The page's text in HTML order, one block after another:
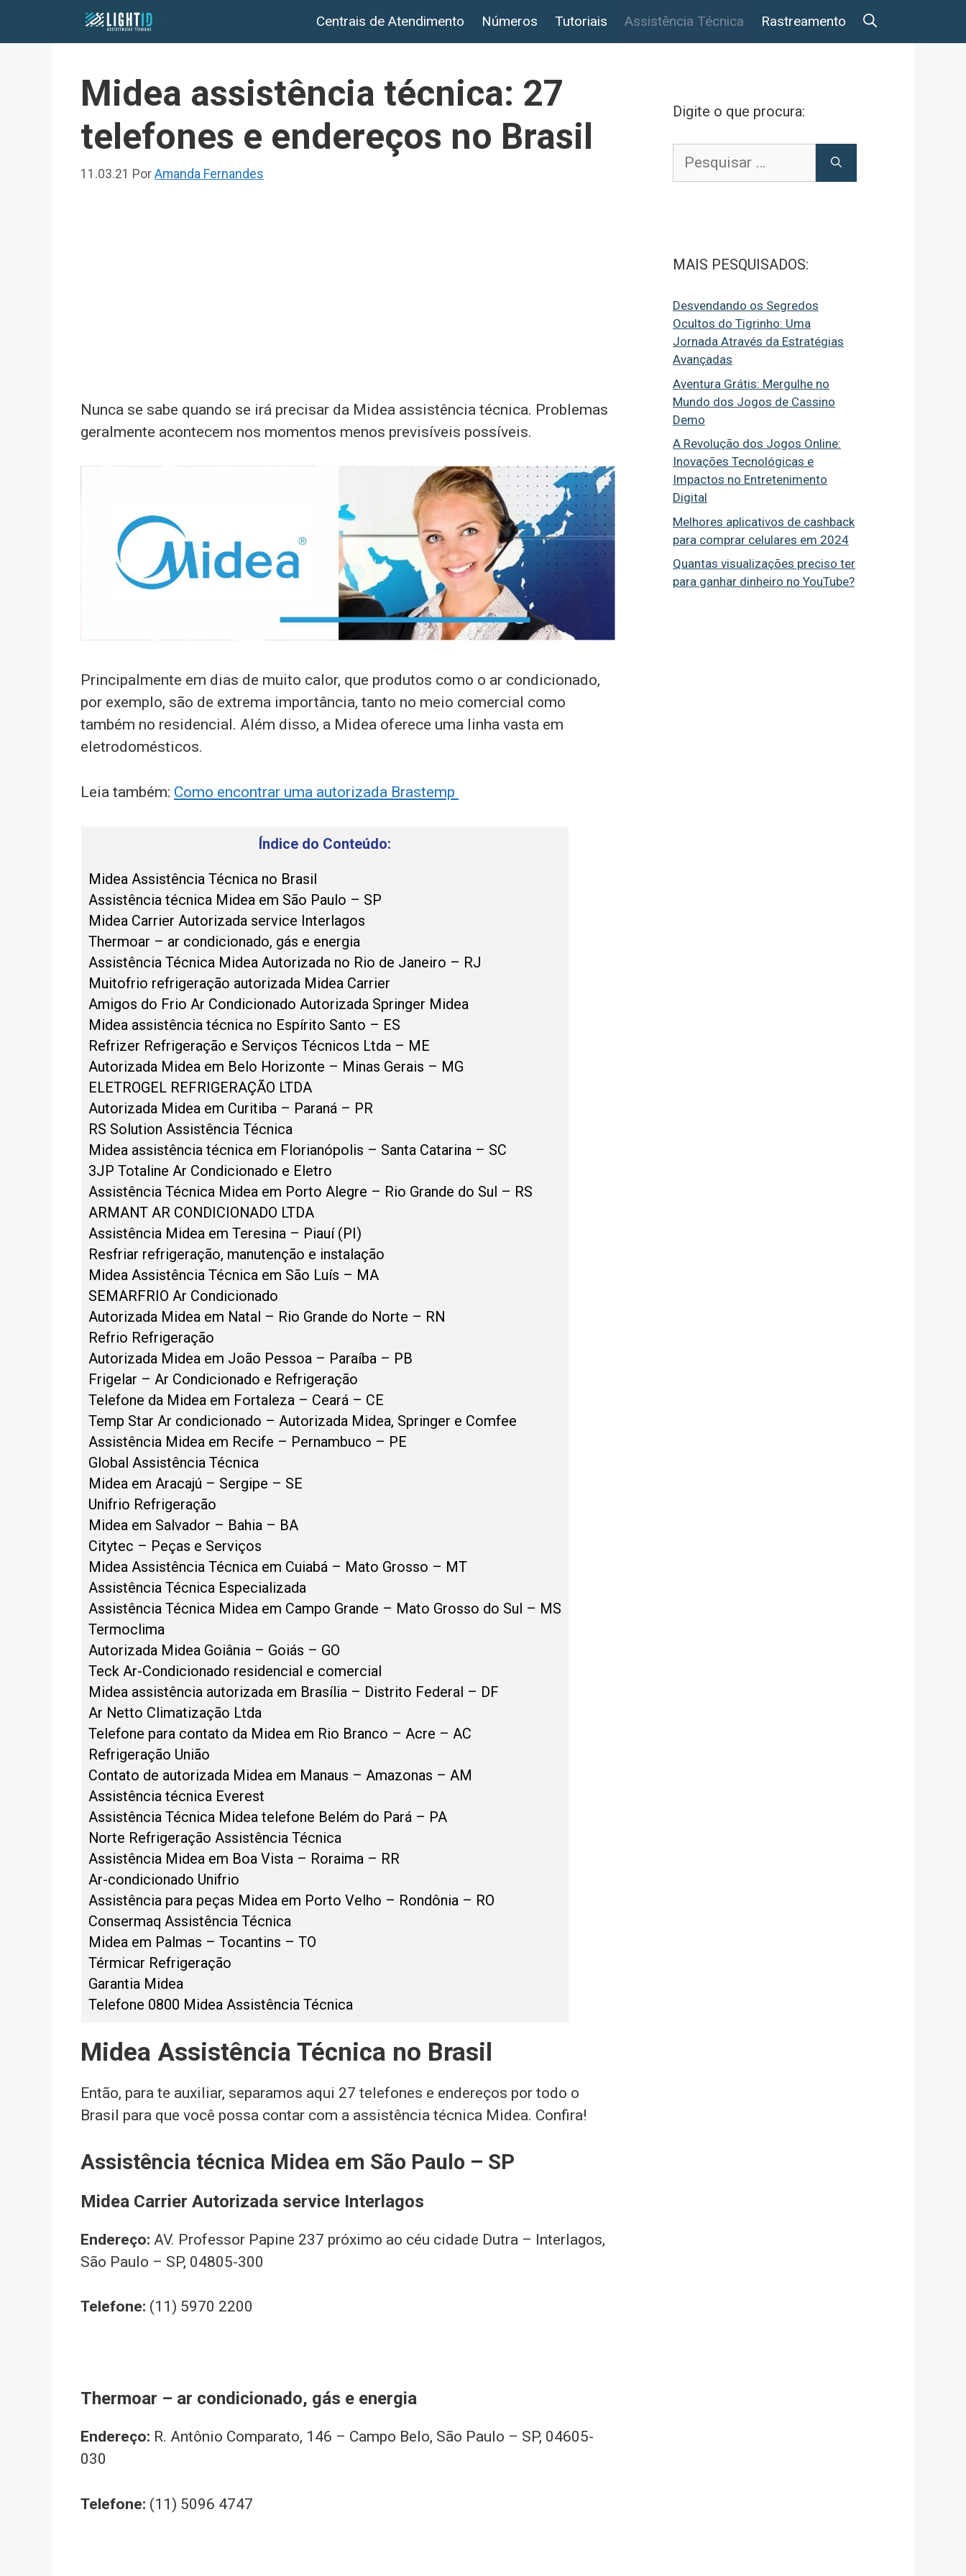
Centrais de Atendimento Números Tutoriais Assistência Técnica Rastreamento
Midea assistência técnica: 27
telefones e endereços no Brasil
11.03.21 PorAmanda Fernandes
Nunca se sabe quando se irá precisar da Midea assistência técnica. Problemas
geralmente acontecem nos momentos menos previsíveis possíveis.
Principalmente em dias de muito calor, que produtos como o ar condicionado,
por exemplo, são de extrema importância, tanto no meio comercial como
também no residencial. Além disso, a Midea oferece uma linha vasta em
eletrodomésticos.
Leia também: Como encontrar uma autorizada Brastemp
Índice do Conteúdo:
Midea Assistência Técnica no Brasil
Assistência técnica Midea em São Paulo – SP
Midea Carrier Autorizada service Interlagos
Thermoar – ar condicionado, gás e energia
Assistência Técnica Midea Autorizada no Rio de Janeiro – RJ
Muitofrio refrigeração autorizada Midea Carrier
Amigos do Frio Ar Condicionado Autorizada Springer Midea
Midea assistência técnica no Espírito Santo – ES
Refrizer Refrigeração e Serviços Técnicos Ltda – ME
Autorizada Midea em Belo Horizonte – Minas Gerais – MG
ELETROGEL REFRIGERAÇÃO LTDA
Autorizada Midea em Curitiba – Paraná – PR
RS Solution Assistência Técnica
Midea assistência técnica em Florianópolis – Santa Catarina – SC
3JP Totaline Ar Condicionado e Eletro
Assistência Técnica Midea em Porto Alegre – Rio Grande do Sul – RS
ARMANT AR CONDICIONADO LTDA
Assistência Midea em Teresina – Piauí (PI)
Resfriar refrigeração, manutenção e instalação
Midea Assistência Técnica em São Luís – MA
SEMARFRIO Ar Condicionado
Autorizada Midea em Natal – Rio Grande do Norte – RN
Refrio Refrigeração
Autorizada Midea em João Pessoa – Paraíba – PB
Frigelar – Ar Condicionado e Refrigeração
Telefone da Midea em Fortaleza – Ceará – CE
Temp Star Ar condicionado – Autorizada Midea, Springer e Comfee
Assistência Midea em Recife – Pernambuco – PE
Global Assistência Técnica
Midea em Aracajú – Sergipe – SE
Unifrio Refrigeração
Midea em Salvador – Bahia – BA
Citytec – Peças e Serviços
Midea Assistência Técnica em Cuiabá – Mato Grosso – MT
Assistência Técnica Especializada
Assistência Técnica Midea em Campo Grande – Mato Grosso do Sul – MS
Termoclima
Autorizada Midea Goiânia – Goiás – GO
Teck Ar-Condicionado residencial e comercial
Midea assistência autorizada em Brasília – Distrito Federal – DF
Ar Netto Climatização Ltda
Telefone para contato da Midea em Rio Branco – Acre – AC
Refrigeração União
Contato de autorizada Midea em Manaus – Amazonas – AM
Assistência técnica Everest
Assistência Técnica Midea telefone Belém do Pará – PA
Norte Refrigeração Assistência Técnica
Assistência Midea em Boa Vista – Roraima – RR
Ar-condicionado Unifrio
Assistência para peças Midea em Porto Velho – Rondônia – RO
Consermaq Assistência Técnica
Midea em Palmas – Tocantins – TO
Térmicar Refrigeração
Garantia Midea
Telefone 0800 Midea Assistência Técnica
Midea Assistência Técnica no Brasil
Então, para te auxiliar, separamos aqui 27 telefones e endereços por todo o
Brasil para que você possa contar com a assistência técnica Midea. Confira!
Assistência técnica Midea em São Paulo – SP
Midea Carrier Autorizada service Interlagos
Endereço: AV. Professor Papine 237 próximo ao céu cidade Dutra – Interlagos,
São Paulo – SP, 04805-300
Telefone: (11) 5970 2200
Thermoar – ar condicionado, gás e energia
Endereço: R. Antônio Comparato, 146 – Campo Belo, São Paulo – SP, 04605-
030
Telefone: (11) 5096 4747
Digite o que procura:
por:
MAIS PESQUISADOS:
Desvendando os Segredos
Ocultos do Tigrinho: Uma
Jornada Através da Estratégias
Avançadas
Aventura Grátis: Mergulhe no
Mundo dos Jogos de Cassino
Demo
A Revolução dos Jogos Online:
Inovações Tecnológicas e
Impactos no Entretenimento
Digital
Melhores aplicativos de cashback
para comprar celulares em 2024
Quantas visualizações preciso ter
para ganhar dinheiro no YouTube?